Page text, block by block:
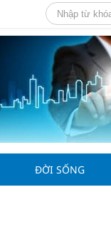
ĐỜI SỐNG